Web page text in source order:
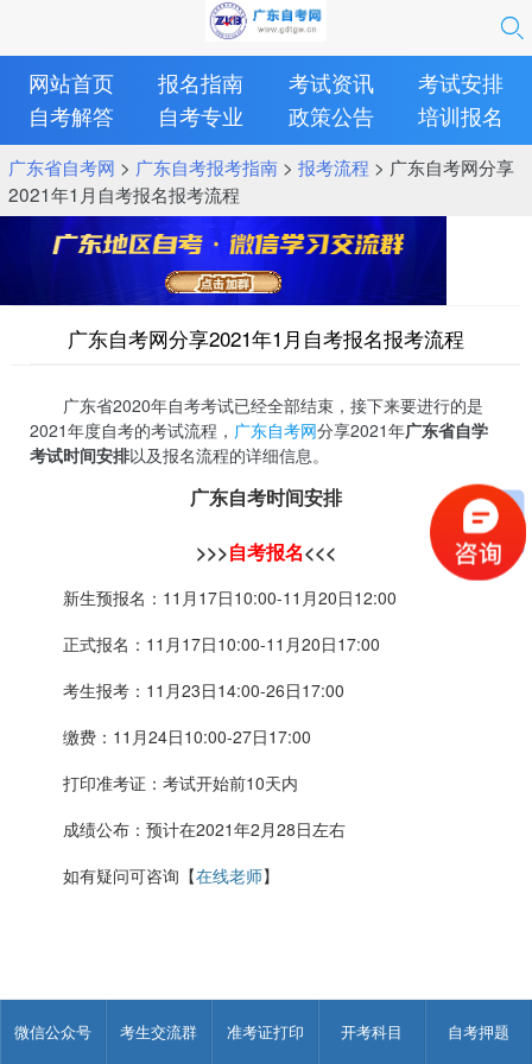
微信公众号 考生交流群 准考证打印 开考科目 自考押题
网站首页 报名指南 考试资讯
考试安排
自考解答
自考专业 政策公告 培训报名
广东省自考网 > 广东自考报考指南> 报考流程 > 广东自考网分享
2021年1月自考报名报考流程
广东自考网分享2021年1月自考报名报考流程
广东省2020年自考考试已经全部结束，接下来要进行的是
2021年度自考的考试流程， 广东自考网分享2021年广东省自学
考试时间安排以及报名流程的详细信息。
广东自考时间安排
>>>自考报名<<<
新生预报名：11月17日10:00-11月20日12:00
正式报名：11月17日10:00-11月20日17:00
考生报考：11月23日14:00-26日17:00
缴费：11月24日10:00-27日17:00
打印准考证：考试开始前10天内
成绩公布：预计在2021年2月28日左右
如有疑问可咨询【在线老师】